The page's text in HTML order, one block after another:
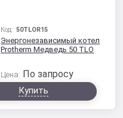
Код:50TLOR15
Энергонезависимый котел
Protherm Медведь 50 TLO
Цена: По запросу
Купить